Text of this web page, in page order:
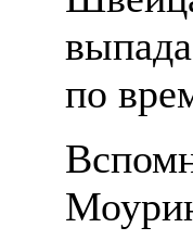
по